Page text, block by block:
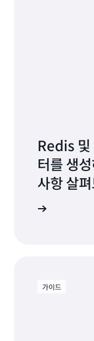
Redis
터를 생
사항 살
가이드